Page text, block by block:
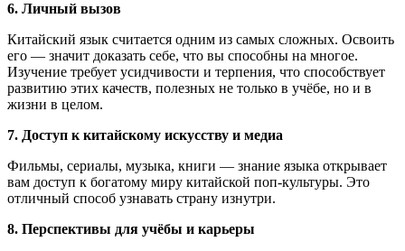
6. Личный вызов
Китайский язык считается одним из самых сложных. Освоить
его — значит доказать себе, что вы способны на многое.
Изучение требует усидчивости и терпения, что способствует
развитию этих качеств, полезных не только в учёбе, но и в
жизни в целом.
7. Доступ к китайскому искусству и медиа
Фильмы, сериалы, музыка, книги — знание языка открывает
вам доступ к богатому миру китайской поп-культуры. Это
отличный способ узнавать страну изнутри.
8. Перспективы для учёбы и карьеры